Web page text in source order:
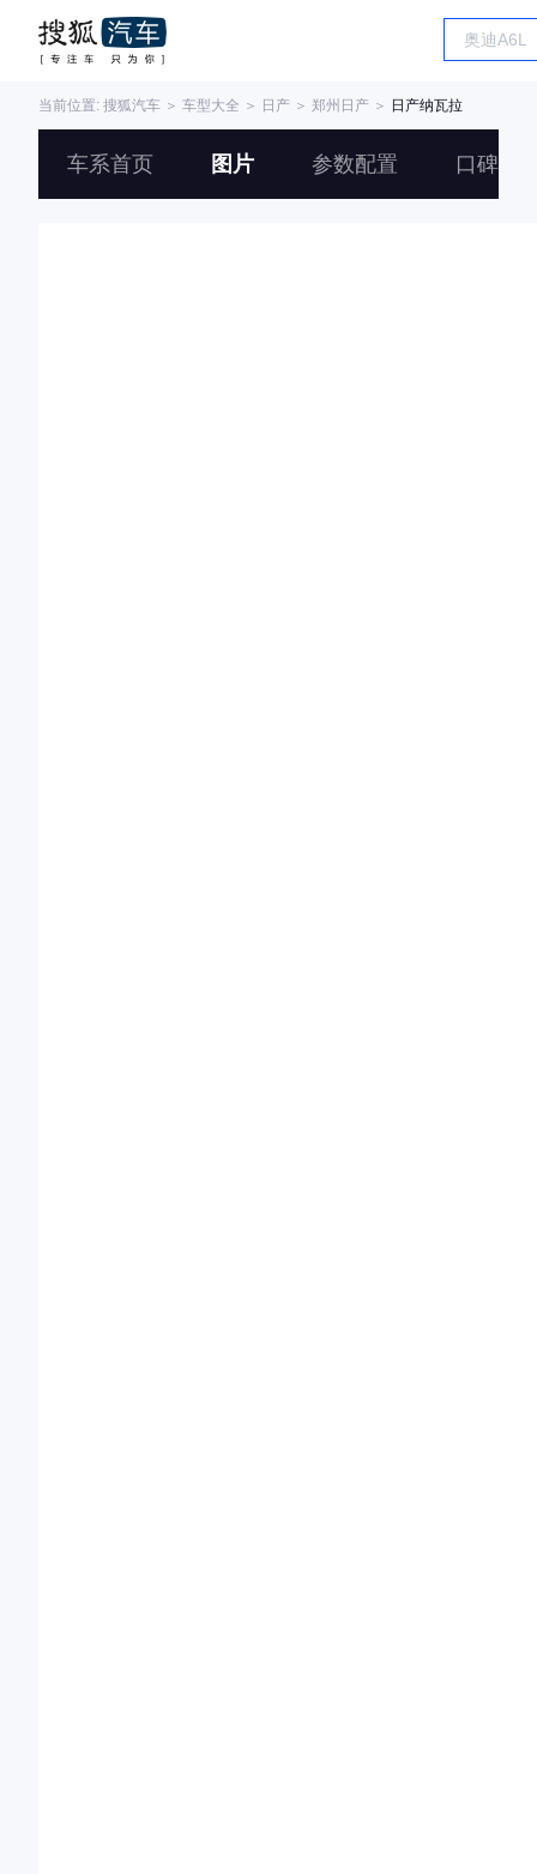
当前位置: 搜狐汽车 ＞ 车型大全 ＞ 日产 ＞ 郑州日产 ＞ 日产纳瓦拉
车系首页 图片 参数配置 口碑